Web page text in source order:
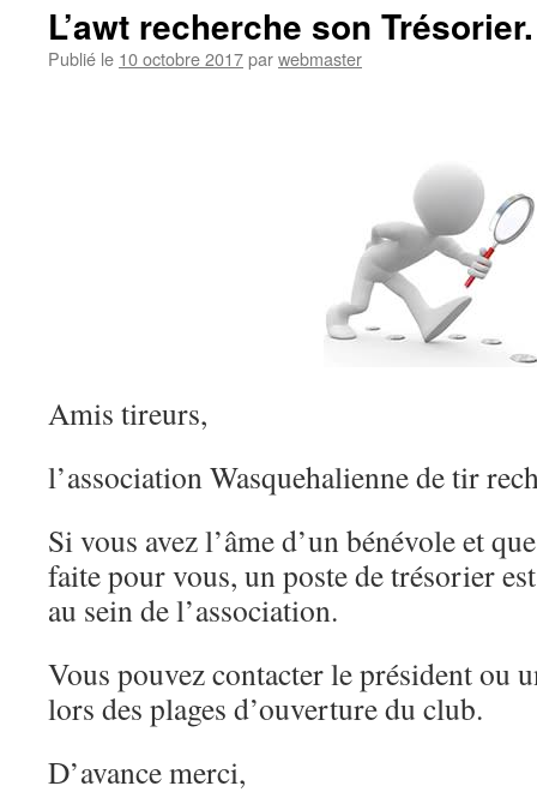
L’awt recherche son Trésorier.
Publié le 10 octobre 2017parwebmaster
Amis tireurs,
l’association Wasquehalienne de tir
Si vous avez l’âme d’un bénévole et
faite pour vous, un poste de trésorier
au sein de l’association.
Vous pouvez contacter le président ou
lors des plages d’ouverture du club.
D’avance merci,